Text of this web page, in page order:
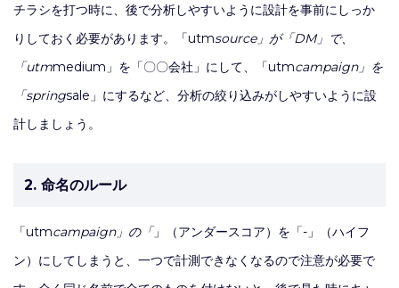
チラシを打つ時に、後で分析しやすいように設計を事前にしっか
りしておく必要があります。「utmsource」が「DM」で、
「utmmedium」を「〇〇会社」にして、「utmcampaign」を
「springsale」にするなど、分析の絞り込みがしやすいように設
計しましょう。
2. 命名のルール
「utmcampaign」の「」（アンダースコア）を「-」（ハイフ
ン）にしてしまうと、一つで計測できなくなるので注意が必要で